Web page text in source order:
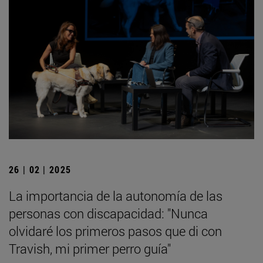
26 | 02 | 2025
La importancia de la autonomía de las
personas con discapacidad: "Nunca
olvidaré los primeros pasos que di con
Travish, mi primer perro guía"